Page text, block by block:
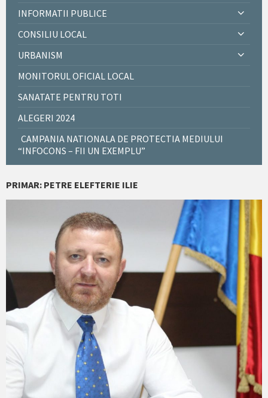
INFORMATII PUBLICE
CONSILIU LOCAL
URBANISM
MONITORUL OFICIAL LOCAL
SANATATE PENTRU TOTI
ALEGERI 2024
CAMPANIA NATIONALA DE PROTECTIA MEDIULUI
“INFOCONS – FII UN EXEMPLU”
PRIMAR: PETRE ELEFTERIE ILIE